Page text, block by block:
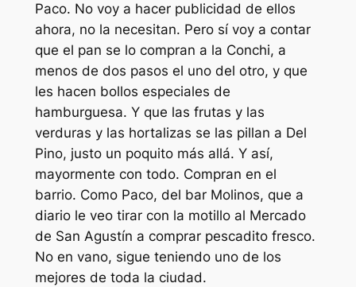
Paco. No voy a hacer publicidad de ellos
ahora, no la necesitan. Pero sí voy a contar
que el pan se lo compran a la Conchi, a
menos de dos pasos el uno del otro, y que
les hacen bollos especiales de
hamburguesa. Y que las frutas y las
verduras y las hortalizas se las pillan a Del
Pino, justo un poquito más allá. Y así,
mayormente con todo. Compran en el
barrio. Como Paco, del bar Molinos, que a
diario le veo tirar con la motillo al Mercado
de San Agustín a comprar pescadito fresco.
No en vano, sigue teniendo uno de los
mejores de toda la ciudad.